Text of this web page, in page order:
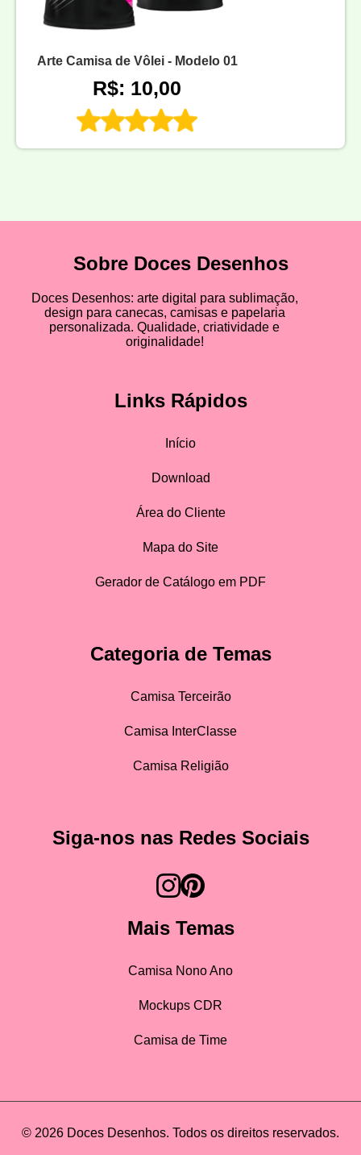
Arte Camisa de Vôlei - Modelo 01
R$: 10,00
Sobre Doces Desenhos
Doces Desenhos: arte digital para sublimação,
design para canecas, camisas e papelaria
personalizada. Qualidade, criatividade e
originalidade!
Links Rápidos
Início
Download
Área do Cliente
Mapa do Site
Gerador de Catálogo em PDF
Categoria de Temas
Camisa Terceirão
Camisa InterClasse
Camisa Religião
Siga-nos nas Redes Sociais
Mais Temas
Camisa Nono Ano
Mockups CDR
Camisa de Time
© 2026 Doces Desenhos. Todos os direitos reservados.